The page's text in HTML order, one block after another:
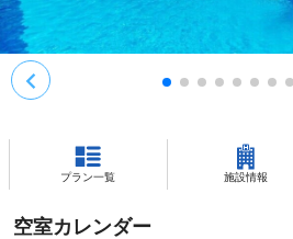
プラン一覧 施設情報
空室カレンダー